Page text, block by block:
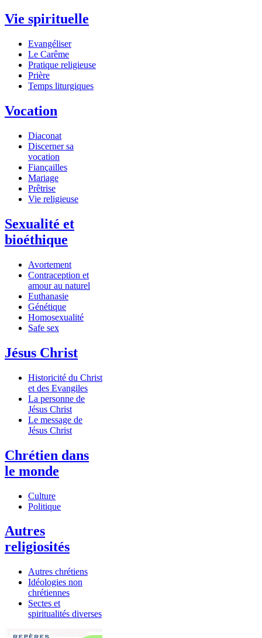
Vie spirituelle
Evangéliser
Le Carême
Pratique religieuse
Prière
Temps liturgiques
Vocation
Diaconat
Discerner sa
vocation
Fiançailles
Mariage
Prêtrise
Vie religieuse
Sexualité et
bioéthique
Avortement
Contraception et
amour au naturel
Euthanasie
Génétique
Homosexualité
Safe sex
Jésus Christ
Historicité du Christ
et des Evangiles
La personne de
Jésus Christ
Le message de
Jésus Christ
Chrétien dans
le monde
Culture
Politique
Autres
religiosités
Autres chrétiens
Idéologies non
chrétiennes
Sectes et
spiritualités diverses